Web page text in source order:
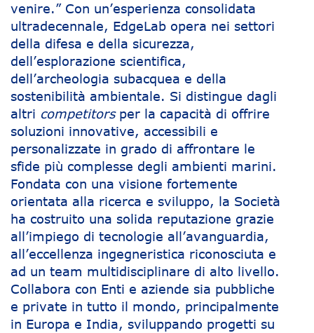
venire.” Con un’esperienza consolidata
ultradecennale, EdgeLab opera nei settori
della difesa e della sicurezza,
dell’esplorazione scientifica,
dell’archeologia subacquea e della
sostenibilità ambientale. Si distingue dagli
altri competitorsper la capacità di offrire
soluzioni innovative, accessibili e
personalizzate in grado di affrontare le
sfide più complesse degli ambienti marini.
Fondata con una visione fortemente
orientata alla ricerca e sviluppo, la Società
ha costruito una solida reputazione grazie
all’impiego di tecnologie all’avanguardia,
all’eccellenza ingegneristica riconosciuta e
ad un team multidisciplinare di alto livello.
Collabora con Enti e aziende sia pubbliche
e private in tutto il mondo, principalmente
in Europa e India, sviluppando progetti su